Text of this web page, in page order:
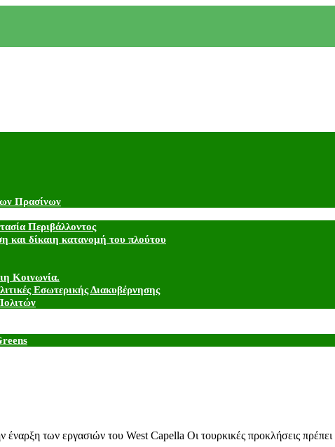
Πρασίνων
Περιβάλλοντος
και δίκαιη κατανομή του πλούτου
Κοινωνία.
Εσωτερικής Διακυβέρνησης
έναρξη των εργασιών του West Capella Οι τουρκικές προκλήσεις